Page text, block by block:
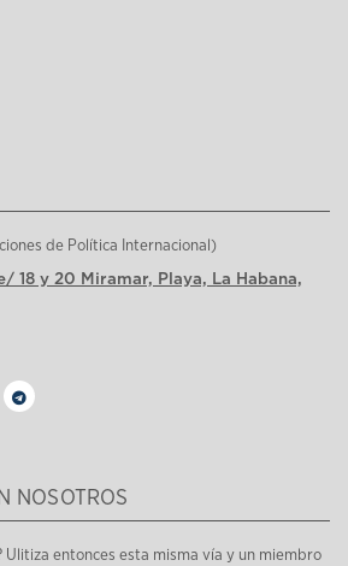
de Política Internacional)
18 y 20 Miramar, Playa, La Habana,
NOSOTROS
Ulitiza entonces esta misma vía y un miembro